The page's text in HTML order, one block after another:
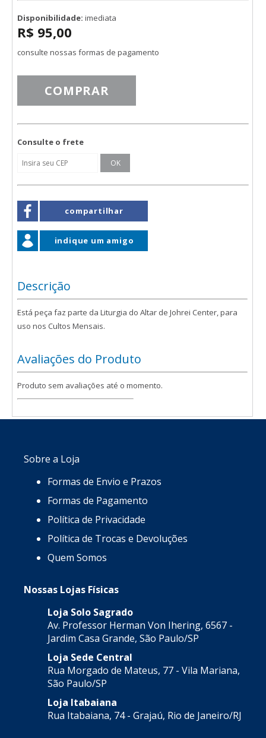
Disponibilidade: imediata
R$ 95,00
consulte nossas formas de pagamento
COMPRAR
Consulte o frete
compartilhar
indique um amigo
Descrição
Está peça faz parte da Liturgia do Altar de Johrei Center, para
uso nos Cultos Mensais.
Avaliações do Produto
Produto sem avaliações até o momento.
Sobre a Loja
Formas de Envio e Prazos
Formas de Pagamento
Política de Privacidade
Política de Trocas e Devoluções
Quem Somos
Nossas Lojas Físicas
Loja Solo Sagrado
Av. Professor Herman Von Ihering, 6567 -
Jardim Casa Grande, São Paulo/SP
Loja Sede Central
Rua Morgado de Mateus, 77 - Vila Mariana,
São Paulo/SP
Loja Itabaiana
Rua Itabaiana, 74 - Grajaú, Rio de Janeiro/RJ